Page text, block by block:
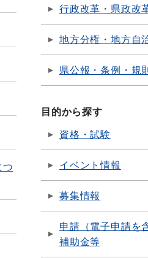
つ
行政改革・県政改
地方分権・地方自
県公報・条例・規則
目的から探す
資格・試験
イベント情報
募集情報
申請（電子申請を
補助金等